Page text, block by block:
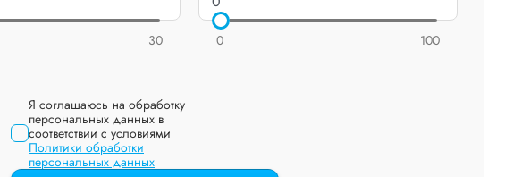
30 0 100
Я соглашаюсь на обработку
персональных данных в
соответствии с условиями
Политики обработки
персональных данных